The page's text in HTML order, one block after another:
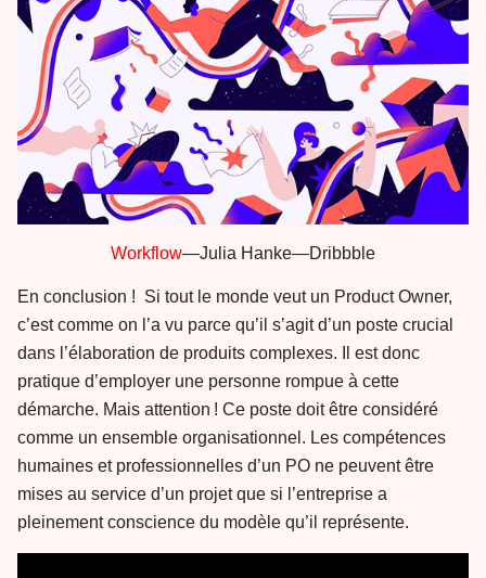
Workflow—Julia Hanke—Dribbble
En conclusion ! Si tout le monde veut un Product Owner,
c’est comme on l’a vu parce qu’il s’agit d’un poste crucial
dans l’élaboration de produits complexes. Il est donc
pratique d’employer une personne rompue à cette
démarche. Mais attention ! Ce poste doit être considéré
comme un ensemble organisationnel. Les compétences
humaines et professionnelles d’un PO ne peuvent être
mises au service d’un projet que si l’entreprise a
pleinement conscience du modèle qu’il représente.